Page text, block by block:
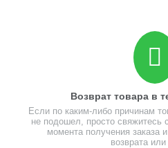
Возврат товара в
Если по каким-либо причинам
не подошел, просто свяжитесь
момента получения заказа
возврата